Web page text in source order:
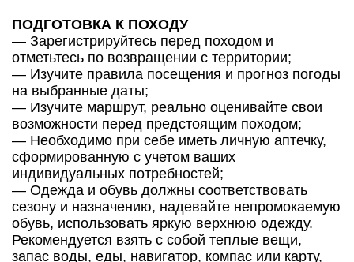
ПОДГОТОВКА К ПОХОДУ
— Зарегистрируйтесь перед походом и
отметьтесь по возвращении с территории;
— Изучите правила посещения и прогноз погоды
на выбранные даты;
— Изучите маршрут, реально оценивайте свои
возможности перед предстоящим походом;
— Необходимо при себе иметь личную аптечку,
сформированную с учетом ваших
индивидуальных потребностей;
— Одежда и обувь должны соответствовать
сезону и назначению, надевайте непромокаемую
обувь, использовать яркую верхнюю одежду.
Рекомендуется взять с собой теплые вещи,
запас воды, еды, навигатор, компас или карту,